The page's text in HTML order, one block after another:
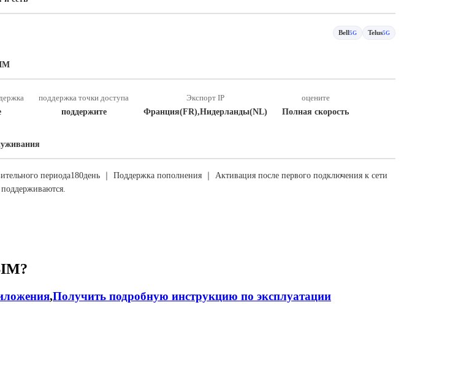
Bell5G Telus5G
поддержка точки доступа
поддержите
Экспорт IP
Франция(FR),Нидерланды(NL)
оцените
Полная скорость
периода180день ｜ Поддержка пополнения ｜ Активация после первого подключения к сети
поддерживаются.
,Получить подробную инструкцию по эксплуатации